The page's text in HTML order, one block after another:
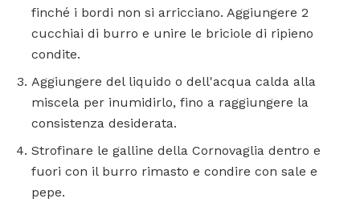
finché i bordi non si arricciano. Aggiungere 2
cucchiai di burro e unire le briciole di ripieno
condite.
Aggiungere del liquido o dell'acqua calda alla
miscela per inumidirlo, fino a raggiungere la
consistenza desiderata.
Strofinare le galline della Cornovaglia dentro e
fuori con il burro rimasto e condire con sale e
pepe.